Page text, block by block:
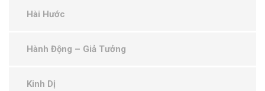
Hài Hước
Hành Động – Giả Tưởng
Kinh Dị